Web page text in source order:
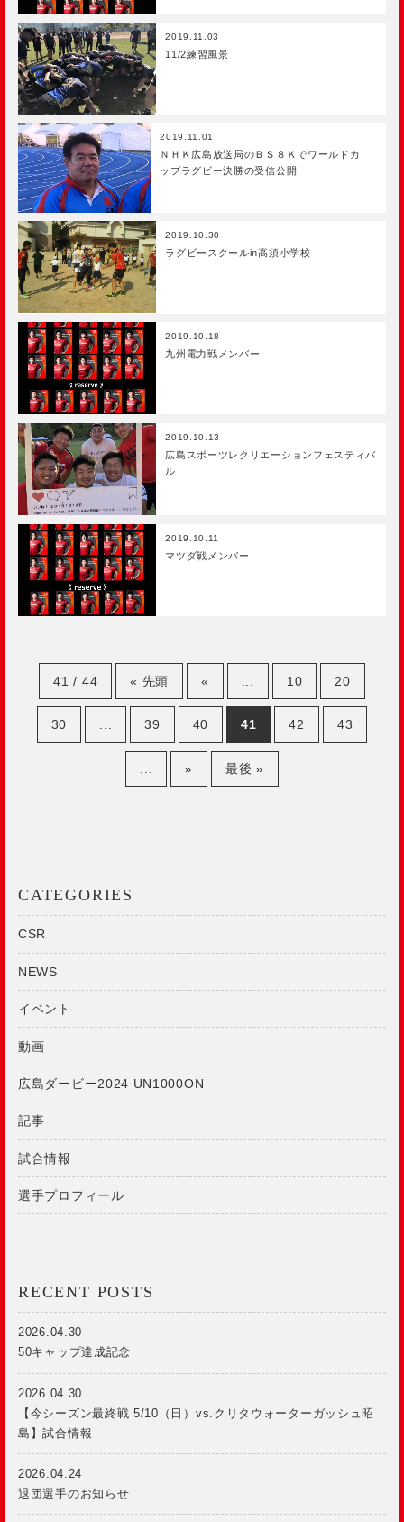
2019.11.03
11/2練習風景
2019.11.01
ＮＨＫ広島放送局のＢＳ８Ｋでワールドカ
ップラグビー決勝の受信公開
2019.10.30
ラグビースクールin高須小学校
2019.10.18
九州電力戦メンバー
2019.10.13
広島スポーツレクリエーションフェスティバ
ル
2019.10.11
マツダ戦メンバー
41 / 44 « 先頭 « 10 20
30 ... 39 40 41 42 43
» 最後 »
CATEGORIES
CSR
NEWS
イベント
動画
広島ダービー2024 UN1000ON
記事
試合情報
選手プロフィール
RECENT POSTS
2026.04.30
50キャップ達成記念
2026.04.30
【今シーズン最終戦 5/10（日）vs.クリタウォーターガッシュ昭
島】試合情報
2026.04.24
退団選手のお知らせ